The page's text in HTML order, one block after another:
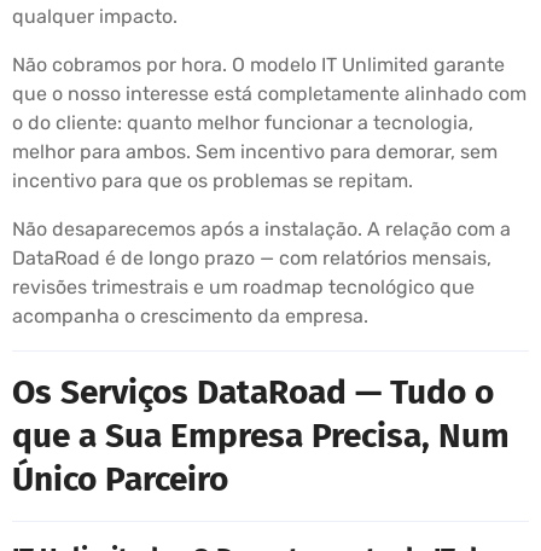
qualquer impacto.
Não cobramos por hora. O modelo IT Unlimited garante
que o nosso interesse está completamente alinhado com
o do cliente: quanto melhor funcionar a tecnologia,
melhor para ambos. Sem incentivo para demorar, sem
incentivo para que os problemas se repitam.
Não desaparecemos após a instalação. A relação com a
DataRoad é de longo prazo — com relatórios mensais,
revisões trimestrais e um roadmap tecnológico que
acompanha o crescimento da empresa.
Os Serviços DataRoad — Tudo o
que a Sua Empresa Precisa, Num
Único Parceiro